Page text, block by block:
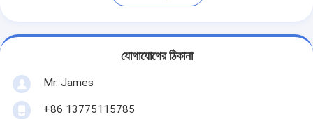
যোগাযোগের ঠিকানা
Mr. James
+86 13775115785